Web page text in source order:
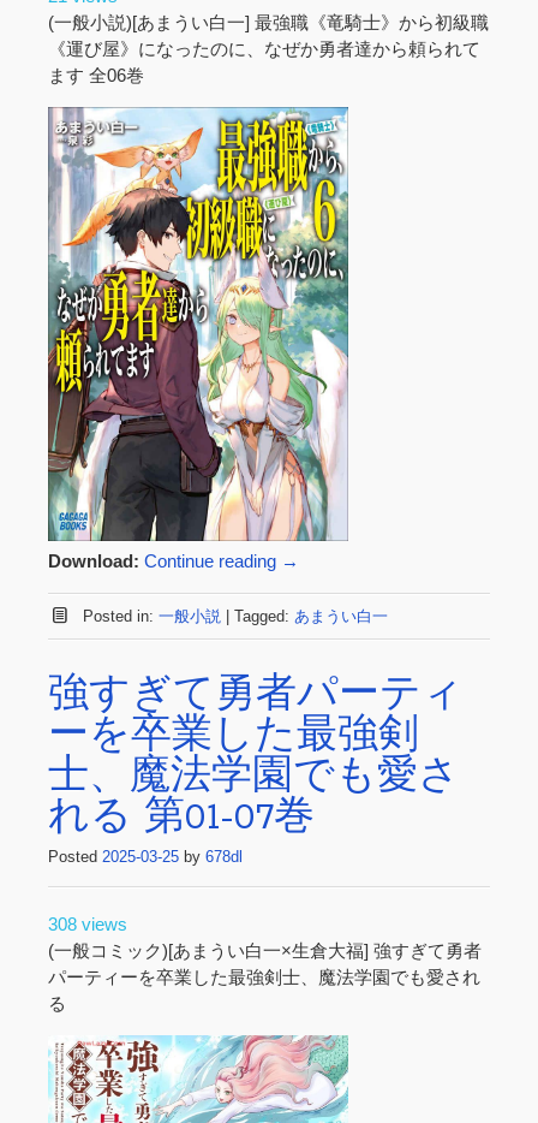
(一般小説)[あまうい白一] 最強職《竜騎士》から初級職
《運び屋》になったのに、なぜか勇者達から頼られて
ます 全06巻
Download: Continue reading →
Posted in: 一般小説 Tagged: あまうい白一
強すぎて勇者パーティ
ーを卒業した最強剣
士、魔法学園でも愛さ
れる 第01-07巻
Posted 2025-03-25 by 678dl
308 views
(一般コミック)[あまうい白一×生倉大福] 強すぎて勇者
パーティーを卒業した最強剣士、魔法学園でも愛され
る